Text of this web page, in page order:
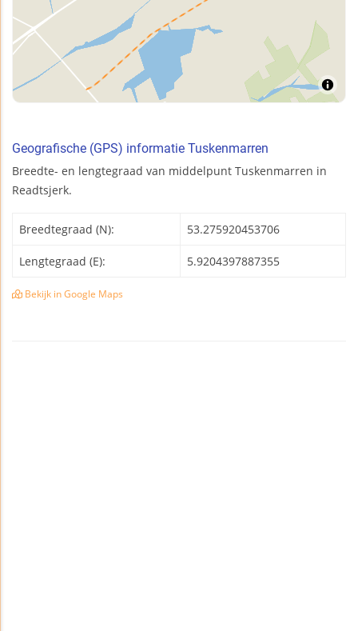
Geografische (GPS) informatie Tuskenmarren
Breedte- en lengtegraad van middelpunt Tuskenmarren in
Readtsjerk.
Breedtegraad (N): 53.275920453706
Lengtegraad (E): 5.9204397887355
Bekijk in Google Maps